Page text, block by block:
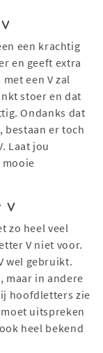
een krachtig
en geeft extra
een V zal
stoer en dat
Ondanks dat
bestaan er toch
Laat jou
mooie
V
zo heel veel
V niet voor.
wel gebruikt.
maar in andere
hoofdletters zie
moet uitspreken
heel bekend